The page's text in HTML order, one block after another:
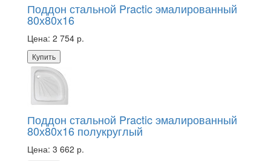
Поддон стальной Practic эмалированный
80х80х16
Цена: 2 754 р.
Купить
Поддон стальной Practic эмалированный
80х80х16 полукруглый
Цена: 3 662 р.